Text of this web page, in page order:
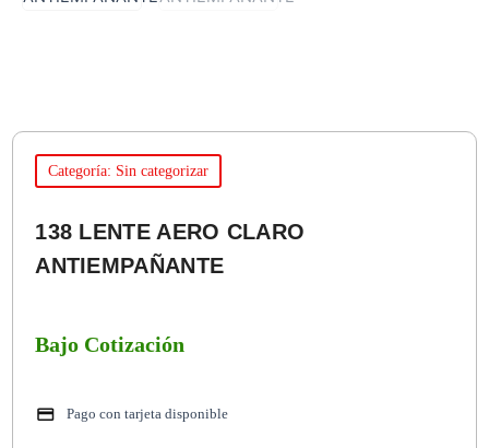
Categoría: Sin categorizar
138 LENTE AERO CLARO
ANTIEMPAÑANTE
Bajo Cotización
Pago con tarjeta disponible